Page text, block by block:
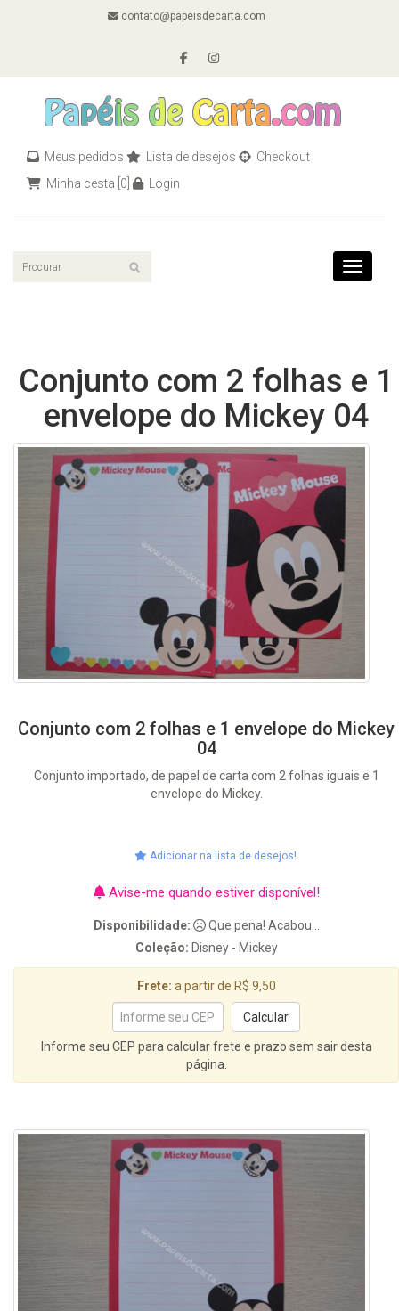
contato@papeisdecarta.com
Meus pedidos Lista de desejos
Checkout
Minha cesta [0] Login
Toggle
Conjunto com 2 folhas e 1
envelope do Mickey 04
Conjunto com 2 folhas e 1 envelope do Mickey
04
Conjunto importado, de papel de carta com 2 folhas iguais e 1
envelope do Mickey.
Adicionar na lista de desejos!
Avise-me quando estiver disponível!
Disponibilidade:
Que pena! Acabou...
Coleção: Disney - Mickey
Frete: a partir de R$ 9,50
Informe seu CEP para calcular frete e prazo sem sair desta
página.